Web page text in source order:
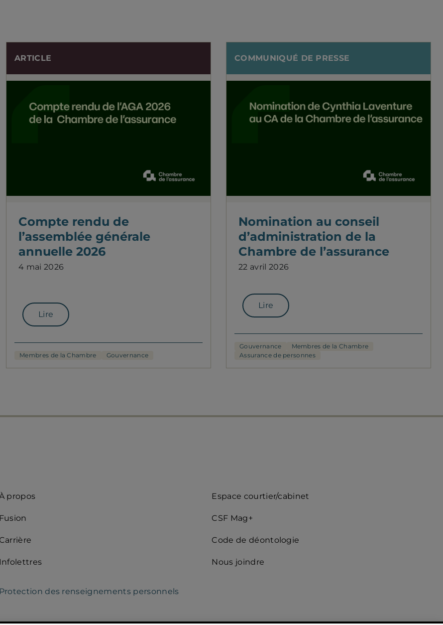
ARTICLE
Compte rendu de
l’assemblée générale
annuelle 2026
4 mai 2026
Lire
Membres de la Chambre Gouvernance
COMMUNIQUÉ DE PRESSE
Nomination au conseil
d’administration de la
Chambre de l’assurance
22 avril 2026
Lire
Gouvernance
Membres de la Chambre
Assurance de personnes
Quick
propos
Fusion
Carrière
Infolettres
Protection des renseignements personnels
Accès
Espace courtier/cabinet
CSF Mag+
Code de déontologie
Nous joindre